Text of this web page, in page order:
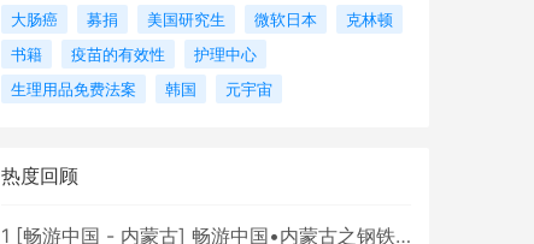
大肠癌
募捐 美国研究生 微软日本
克林顿
书籍
疫苗的有效性
护理中心
生理用品免费法案
韩国 元宇宙
热度回顾
1 [畅游中国 - 内蒙古] 畅游中国•内蒙古之钢铁骄子，魅力包头